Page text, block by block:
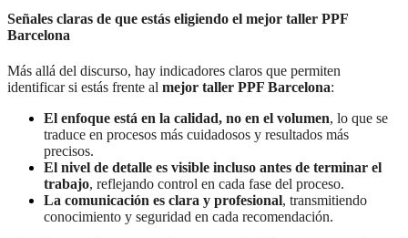
Señales claras de que estás eligiendo el mejor taller PPF
Barcelona
Más allá del discurso, hay indicadores claros que permiten
identificar si estás frente al mejor taller PPF Barcelona:
El enfoque está en la calidad, no en el volumen, lo que se
traduce en procesos más cuidadosos y resultados más
precisos.
El nivel de detalle es visible incluso antes de terminar el
trabajo, reflejando control en cada fase del proceso.
La comunicación es clara y profesional, transmitiendo
conocimiento y seguridad en cada recomendación.